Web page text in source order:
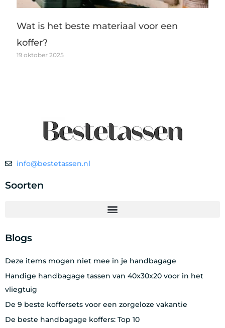
Wat is het beste materiaal voor een
koffer?
19 oktober 2025
info@bestetassen.nl
Soorten
Blogs
Deze items mogen niet mee in je handbagage
Handige handbagage tassen van 40x30x20 voor in het
vliegtuig
De 9 beste koffersets voor een zorgeloze vakantie
De beste handbagage koffers: Top 10